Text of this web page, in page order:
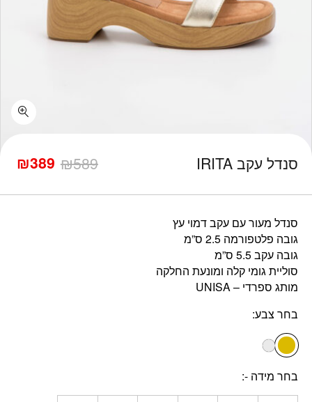
סנדל עקב IRITA ₪589
המחיר
המקורי
₪389 המחיר
הנוכחי
סנדל מעור עם עקב דמוי עץ
גובה פלטפורמה 2.5 ס”מ
גובה עקב 5.5 ס”מ
סוליית גומי קלה ומונעת החלקה
מותג ספרדי – UNISA
בחר צבע
אבן
בחר מידה -